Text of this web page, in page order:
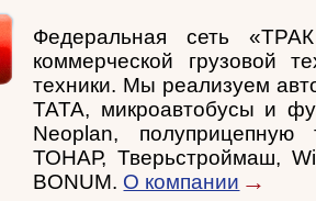
Федеральная сеть
коммерческой грузовой
техники. Мы реализуем
TATA, микроавтобусы и
Neoplan,
ТОНАР, Тверьстроймаш,
BONUM. О компании